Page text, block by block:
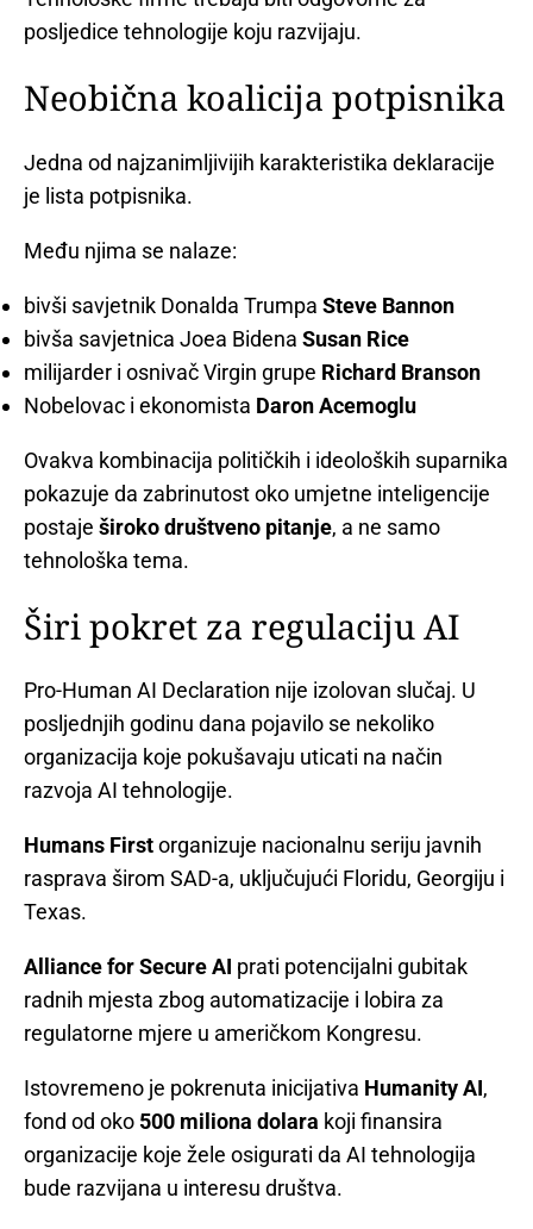
posljedice tehnologije koju razvijaju.
Neobična koalicija potpisnika
Jedna od najzanimljivijih karakteristika deklaracije
je lista potpisnika.
Među njima se nalaze:
bivši savjetnik Donalda Trumpa Steve Bannon
bivša savjetnica Joea Bidena Susan Rice
milijarder i osnivač Virgin grupe Richard Branson
Nobelovac i ekonomista Daron Acemoglu
Ovakva kombinacija političkih i ideoloških suparnika
pokazuje da zabrinutost oko umjetne inteligencije
postaje široko društveno pitanje, a ne samo
tehnološka tema.
Širi pokret za regulaciju AI
Pro-Human AI Declaration nije izolovan slučaj. U
posljednjih godinu dana pojavilo se nekoliko
organizacija koje pokušavaju uticati na način
razvoja AI tehnologije.
Humans Firstorganizuje nacionalnu seriju javnih
rasprava širom SAD-a, uključujući Floridu, Georgiju i
Texas.
Alliance for Secure AI prati potencijalni gubitak
radnih mjesta zbog automatizacije i lobira za
regulatorne mjere u američkom Kongresu.
Istovremeno je pokrenuta inicijativa Humanity AI,
fond od oko 500 miliona dolara koji finansira
organizacije koje žele osigurati da AI tehnologija
bude razvijana u interesu društva.